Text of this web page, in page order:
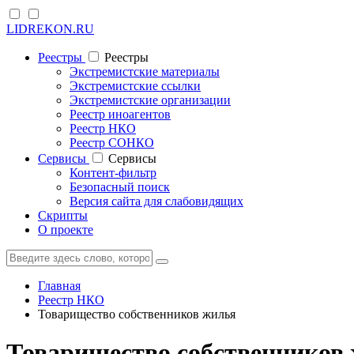
LIDREKON.RU
Реестры
Реестры
Экстремистские материалы
Экстремистские ссылки
Экстремистские организации
Реестр иноагентов
Реестр НКО
Реестр СОНКО
Cервисы
Cервисы
Контент-фильтр
Безопасный поиск
Версия сайта для слабовидящих
Скрипты
О проекте
Главная
Реестр НКО
Товарищество собственников жилья